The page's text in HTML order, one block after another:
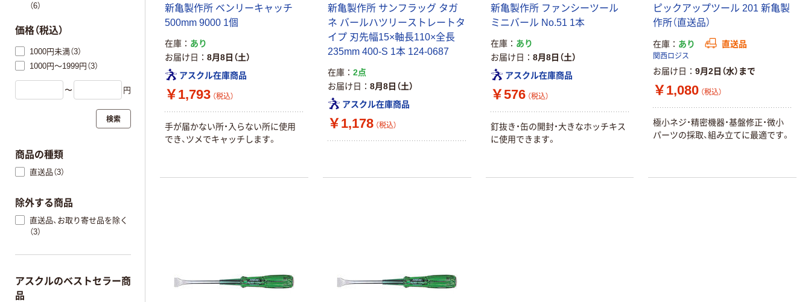
新亀製作所 ベンリーキャッチ
500mm 9000 1個
在庫
あり
お届け日
8月8日（土）
アスクル在庫商品
￥1,793 （税込）
手が届かない所・入らない所に使用
でき、ツメでキャッチします。
新亀製作所 サンフラッグ タガ
ネ バールハツリーストレートタ
イプ 刃先幅15×軸長110×全長
235mm 400-S 1本 124-0687
在庫
2点
お届け日
8月8日（土）
アスクル在庫商品
￥1,178 （税込）
新亀製作所 ファンシーツール
ミニバール No.51 1本
在庫
あり
お届け日
8月8日（土）
アスクル在庫商品
￥576 （税込）
釘抜き・缶の開封・大きなホッチキス
に使用できます。
ピックアップツール 201 新亀製
作所（直送品）
在庫 あり 直送品
関西ロジス
お届け日 9月2日（水）まで
￥1,080 （税込）
極小ネジ・精密機器・基盤修正・微小
パーツの採取、組み立てに最適です。
（6）
価格（税込）
1000円未満（3）
1000円～1999円（3）
〜 円
検索
商品の種類
直送品（3）
除外する商品
直送品、お取り寄せ品を除く
（3）
アスクルのベストセラー商
品